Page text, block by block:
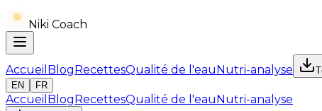
Niki Coach
Accueil BlogRecettesQualité de l'eauNutri-analyse
EN
FR
Accueil BlogRecettesQualité de l'eauNutri-analyse